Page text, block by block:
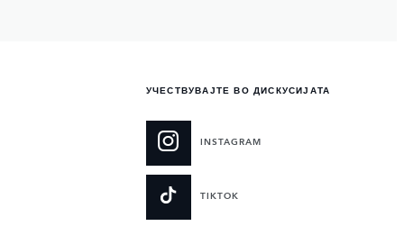
УЧЕСТВУВАЈТЕ ВО ДИСКУСИЈАТА
INSTAGRAM
TIKTOK